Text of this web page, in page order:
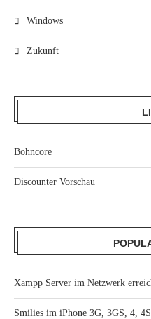
Windows
Zukunft
Bohncore
Discounter Vorschau
Xampp Server im Netzwerk
Smilies im iPhone 3G, 3GS, 4,